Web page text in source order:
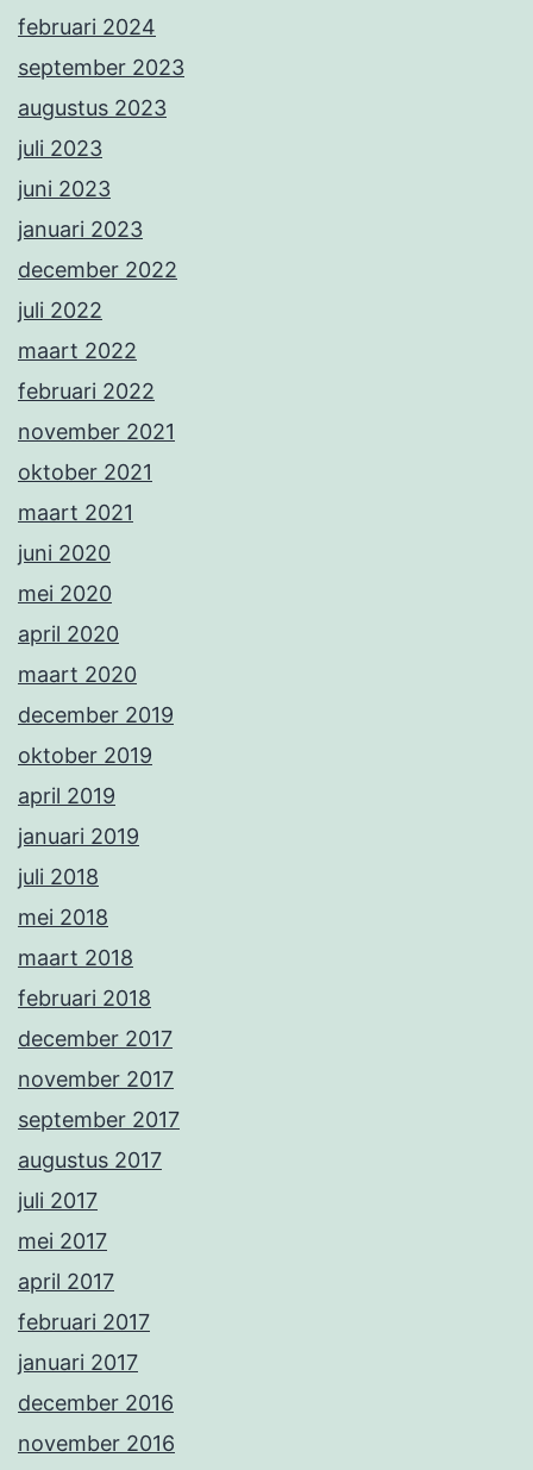
februari 2024
september 2023
augustus 2023
juli 2023
juni 2023
januari 2023
december 2022
juli 2022
maart 2022
februari 2022
november 2021
oktober 2021
maart 2021
juni 2020
mei 2020
april 2020
maart 2020
december 2019
oktober 2019
april 2019
januari 2019
juli 2018
mei 2018
maart 2018
februari 2018
december 2017
november 2017
september 2017
augustus 2017
juli 2017
mei 2017
april 2017
februari 2017
januari 2017
december 2016
november 2016